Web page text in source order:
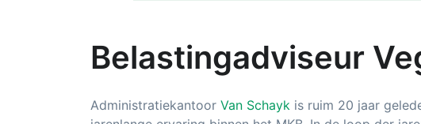
Belastingadviseur
Administratiekantoor Van Schayk is ruim 20 jaar